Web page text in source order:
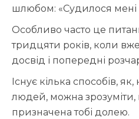
шлюбом: «Судилося мені
Особливо часто це
тридцяти років, коли
досвід і попередні
Існує кілька способів,
людей, можна
призначена тобі долею.